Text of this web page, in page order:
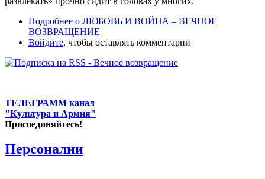
Подробнее о ЛЮБОВЬ И ВОЙНА – ВЕЧНОЕ
ВОЗВРАЩЕНИЕ
Войдите, чтобы оставлять комментарии
ТЕЛЕГРАММ канал
"Культура и Армия"
Присоединяйтесь!
Персоналии